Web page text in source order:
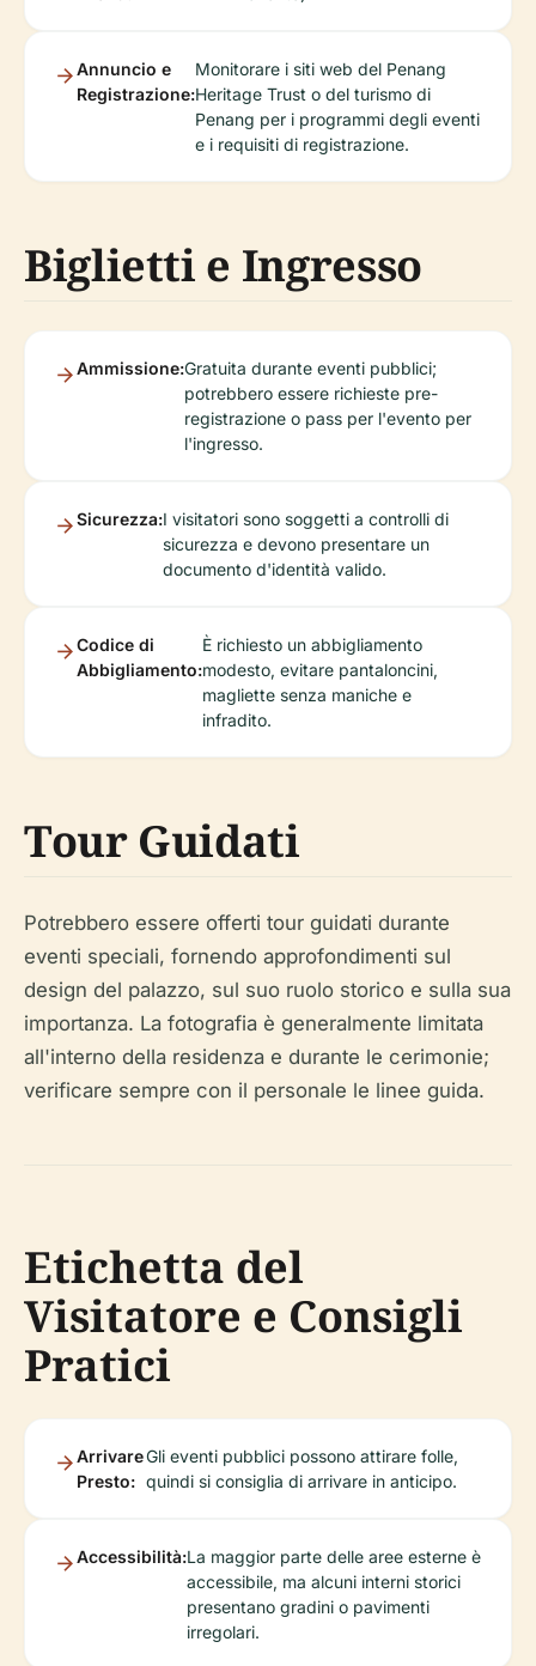
Annuncio e
Registrazione:
Monitorare i siti web del Penang
Heritage Trust o del turismo di
Penang per i programmi degli eventi
e i requisiti di registrazione.
Biglietti e Ingresso
Ammissione:Gratuita durante eventi pubblici;
potrebbero essere richieste pre-
registrazione o pass per l'evento per
l'ingresso.
Sicurezza:I visitatori sono soggetti a controlli di
sicurezza e devono presentare un
documento d'identità valido.
Codice di
Abbigliamento:
È richiesto un abbigliamento
modesto, evitare pantaloncini,
magliette senza maniche e
infradito.
Tour Guidati
Potrebbero essere offerti tour guidati durante
eventi speciali, fornendo approfondimenti sul
design del palazzo, sul suo ruolo storico e sulla sua
importanza. La fotografia è generalmente limitata
all'interno della residenza e durante le cerimonie;
verificare sempre con il personale le linee guida.
Etichetta del
Visitatore e Consigli
Pratici
Arrivare
Presto:
Gli eventi pubblici possono attirare folle,
quindi si consiglia di arrivare in anticipo.
Accessibilità:La maggior parte delle aree esterne è
accessibile, ma alcuni interni storici
presentano gradini o pavimenti
irregolari.